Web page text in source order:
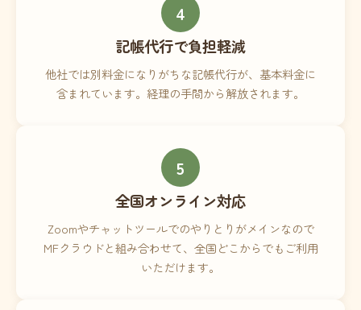
4
記帳代行で負担軽減
他社では別料金になりがちな記帳代行が、基本料金に
含まれています。経理の手間から解放されます。
5
全国オンライン対応
Zoomやチャットツールでのやりとりがメインなので
MFクラウドと組み合わせて、全国どこからでもご利用
いただけます。